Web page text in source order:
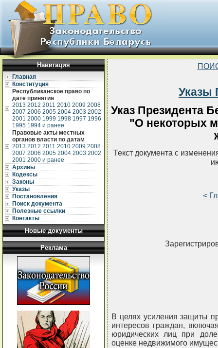
Навигация
Главная
Конституция
Республиканское право по
дате принятия
2013 2012 2011 2010 2009 2008
2007 2006 2005 2004 2003 2002
2001 2000 1999 1998 1997 1996
1995 1994 и ранее
Правовые акты местных
органов власти по датам
2013 2012 2011 2010 2009 2008
2007 2006 2005 2004 2003 2002
2001 2000 и ранее
Архивы
Кодексы
Законы
Указы
Постановления
Поиск документа
Полезные ссылки
Контакты
Новые документы
Реклама
Указы
Указ Президента
"О некоторых
Текст документа с
<
В целях усиления защиты
интересов граждан,
юридических лиц при
оценке недвижимого